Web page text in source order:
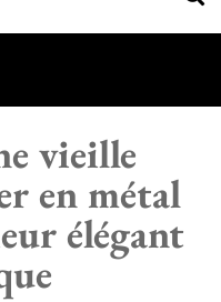
vieille
en métal
élégant